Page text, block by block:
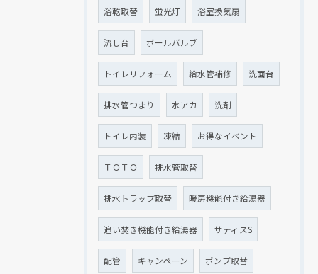
浴乾取替 蛍光灯 浴室換気扇
流し台 ボールバルブ
トイレリフォーム 給水管補修 洗面台
排水管つまり 水アカ 洗剤
トイレ内装 凍結 お得なイベント
ＴＯＴＯ 排水管取替
排水トラップ取替 暖房機能付き給湯器
追い焚き機能付き給湯器 サティスS
配管 キャンペーン ポンプ取替